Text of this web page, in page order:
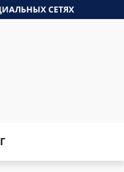
СЕТЯХ